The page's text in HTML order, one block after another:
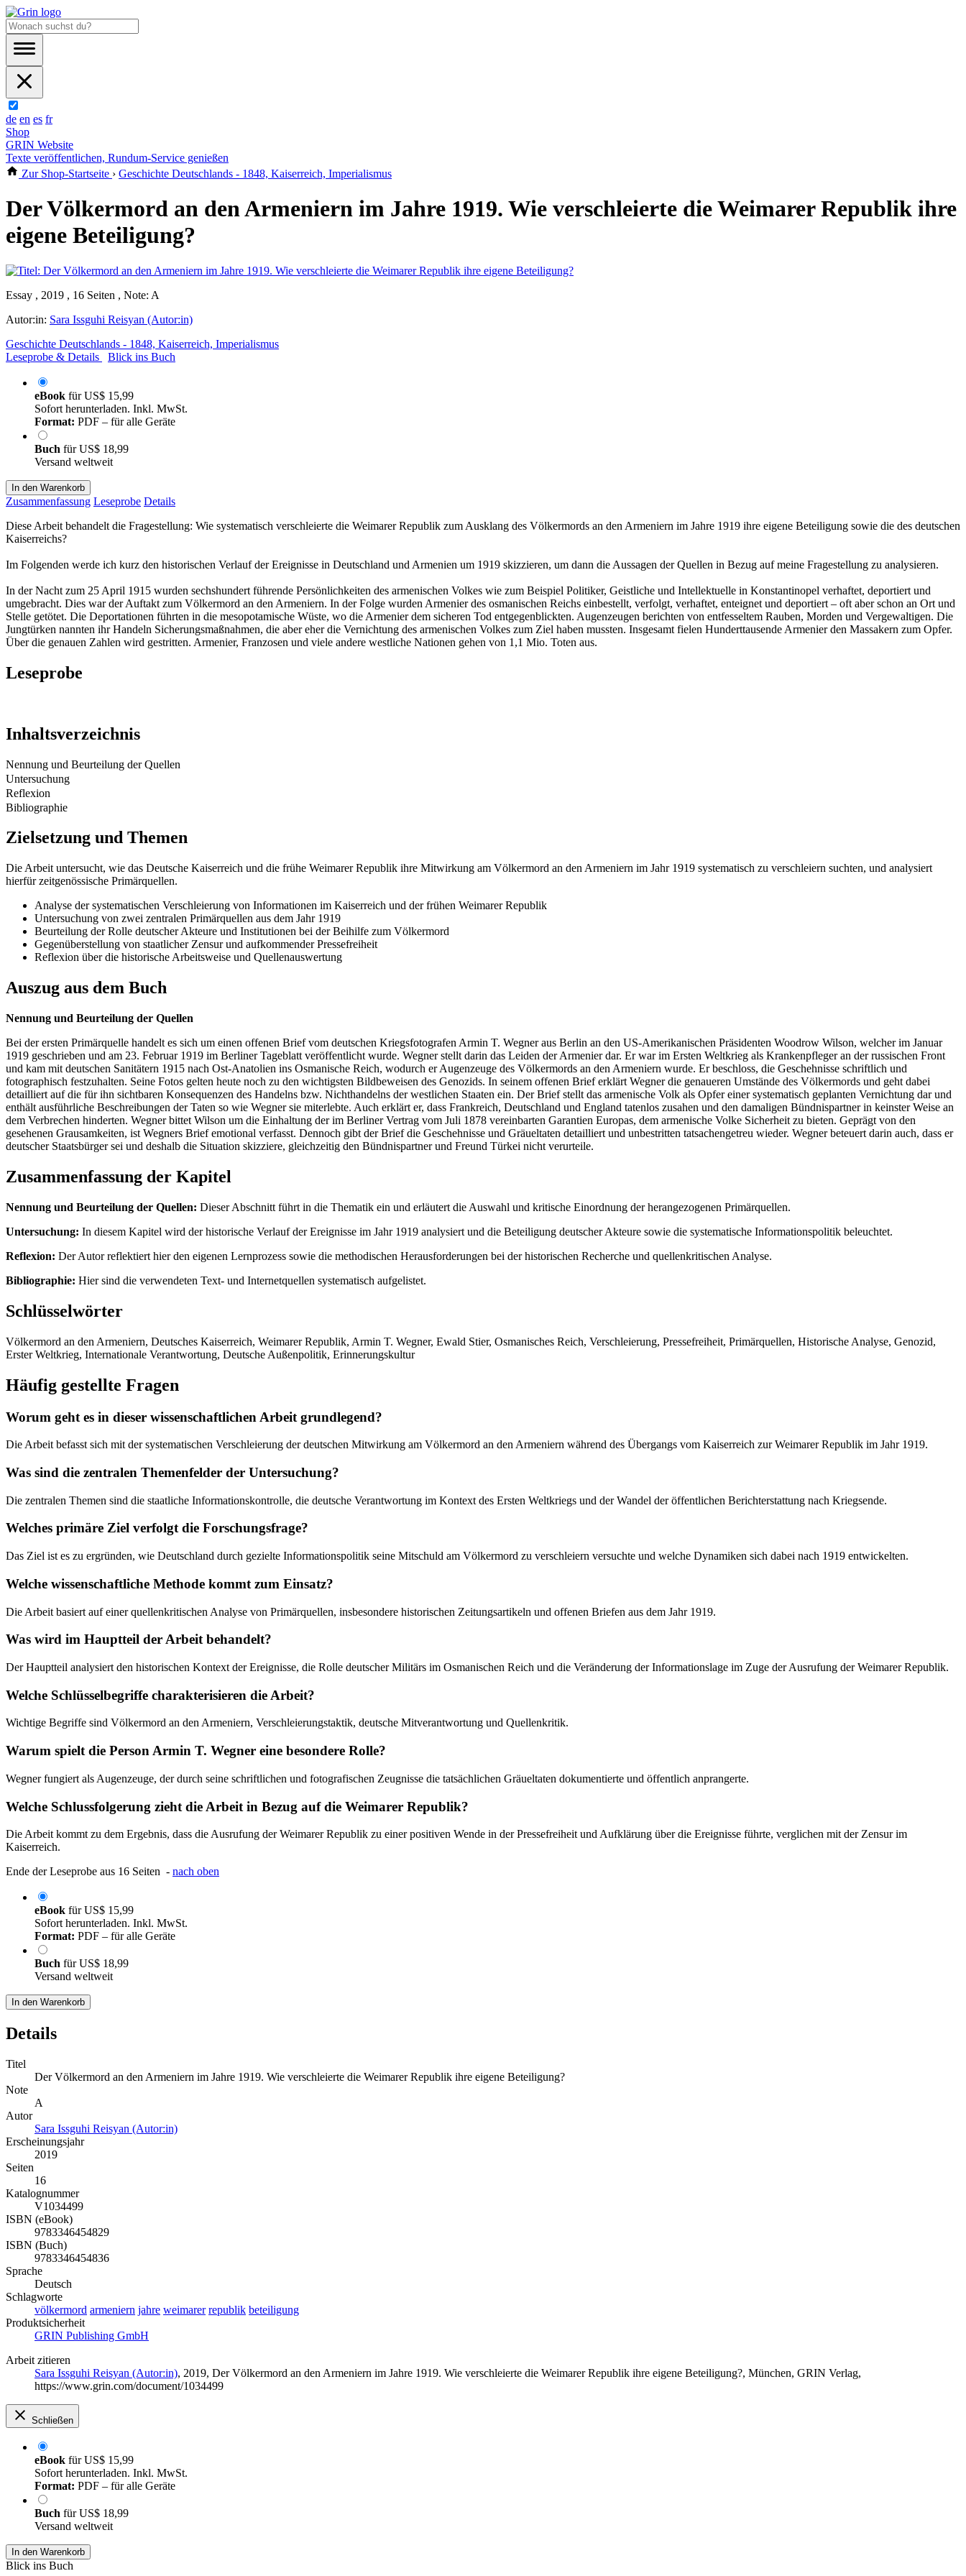
de en es fr
Shop
GRIN Website
Texte veröffentlichen, Rundum-Service genießen
Zur Shop-Startseite › Geschichte Deutschlands - 1848, Kaiserreich, Imperialismus
Der Völkermord an den Armeniern im Jahre 1919. Wie verschleierte die Weimarer Republik ihre
eigene Beteiligung?
Essay , 2019 , 16 Seiten , Note: A
Autor:in: Sara Issguhi Reisyan (Autor:in)
Geschichte Deutschlands - 1848, Kaiserreich, Imperialismus
Leseprobe & Details
Blick ins Buch
eBook fürUS$ 15,99
Sofort herunterladen. Inkl. MwSt.
Format: PDF – für alle Geräte
Buch fürUS$ 18,99
Versand weltweit
In den Warenkorb
Zusammenfassung Leseprobe Details
Diese Arbeit behandelt die Fragestellung: Wie systematisch verschleierte die Weimarer Republik zum Ausklang des Völkermords an den Armeniern im Jahre 1919 ihre eigene Beteiligung sowie die des deutschen
Kaiserreichs?
Im Folgenden werde ich kurz den historischen Verlauf der Ereignisse in Deutschland und Armenien um 1919 skizzieren, um dann die Aussagen der Quellen in Bezug auf meine Fragestellung zu analysieren.
In der Nacht zum 25 April 1915 wurden sechshundert führende Persönlichkeiten des armenischen Volkes wie zum Beispiel Politiker, Geistliche und Intellektuelle in Konstantinopel verhaftet, deportiert und
umgebracht. Dies war der Auftakt zum Völkermord an den Armeniern. In der Folge wurden Armenier des osmanischen Reichs einbestellt, verfolgt, verhaftet, enteignet und deportiert – oft aber schon an Ort und
Stelle getötet. Die Deportationen führten in die mesopotamische Wüste, wo die Armenier dem sicheren Tod entgegenblickten. Augenzeugen berichten von entfesseltem Rauben, Morden und Vergewaltigen. Die
Jungtürken nannten ihr Handeln Sicherungsmaßnahmen, die aber eher die Vernichtung des armenischen Volkes zum Ziel haben mussten. Insgesamt fielen Hunderttausende Armenier den Massakern zum Opfer.
Über die genauen Zahlen wird gestritten. Armenier, Franzosen und viele andere westliche Nationen gehen von 1,1 Mio. Toten aus.
Leseprobe
Inhaltsverzeichnis
Nennung und Beurteilung der Quellen
Untersuchung
Reflexion
Bibliographie
Zielsetzung und Themen
Die Arbeit untersucht, wie das Deutsche Kaiserreich und die frühe Weimarer Republik ihre Mitwirkung am Völkermord an den Armeniern im Jahr 1919 systematisch zu verschleiern suchten, und analysiert
hierfür zeitgenössische Primärquellen.
Analyse der systematischen Verschleierung von Informationen im Kaiserreich und der frühen Weimarer Republik
Untersuchung von zwei zentralen Primärquellen aus dem Jahr 1919
Beurteilung der Rolle deutscher Akteure und Institutionen bei der Beihilfe zum Völkermord
Gegenüberstellung von staatlicher Zensur und aufkommender Pressefreiheit
Reflexion über die historische Arbeitsweise und Quellenauswertung
Auszug aus dem Buch
Nennung und Beurteilung der Quellen
Bei der ersten Primärquelle handelt es sich um einen offenen Brief vom deutschen Kriegsfotografen Armin T. Wegner aus Berlin an den US-Amerikanischen Präsidenten Woodrow Wilson, welcher im Januar
1919 geschrieben und am 23. Februar 1919 im Berliner Tageblatt veröffentlicht wurde. Wegner stellt darin das Leiden der Armenier dar. Er war im Ersten Weltkrieg als Krankenpfleger an der russischen Front
und kam mit deutschen Sanitätern 1915 nach Ost-Anatolien ins Osmanische Reich, wodurch er Augenzeuge des Völkermords an den Armeniern wurde. Er beschloss, die Geschehnisse schriftlich und
fotographisch festzuhalten. Seine Fotos gelten heute noch zu den wichtigsten Bildbeweisen des Genozids. In seinem offenen Brief erklärt Wegner die genaueren Umstände des Völkermords und geht dabei
detailliert auf die für ihn sichtbaren Konsequenzen des Handelns bzw. Nichthandelns der westlichen Staaten ein. Der Brief stellt das armenische Volk als Opfer einer systematisch geplanten Vernichtung dar und
enthält ausführliche Beschreibungen der Taten so wie Wegner sie miterlebte. Auch erklärt er, dass Frankreich, Deutschland und England tatenlos zusahen und den damaligen Bündnispartner in keinster Weise an
dem Verbrechen hinderten. Wegner bittet Wilson um die Einhaltung der im Berliner Vertrag vom Juli 1878 vereinbarten Garantien Europas, dem armenische Volke Sicherheit zu bieten. Geprägt von den
gesehenen Grausamkeiten, ist Wegners Brief emotional verfasst. Dennoch gibt der Brief die Geschehnisse und Gräueltaten detailliert und unbestritten tatsachengetreu wieder. Wegner beteuert darin auch, dass er
deutscher Staatsbürger sei und deshalb die Situation skizziere, gleichzeitig den Bündnispartner und Freund Türkei nicht verurteile.
Zusammenfassung der Kapitel
Nennung und Beurteilung der Quellen: Dieser Abschnitt führt in die Thematik ein und erläutert die Auswahl und kritische Einordnung der herangezogenen Primärquellen.
Untersuchung: In diesem Kapitel wird der historische Verlauf der Ereignisse im Jahr 1919 analysiert und die Beteiligung deutscher Akteure sowie die systematische Informationspolitik beleuchtet.
Reflexion: Der Autor reflektiert hier den eigenen Lernprozess sowie die methodischen Herausforderungen bei der historischen Recherche und quellenkritischen Analyse.
Bibliographie: Hier sind die verwendeten Text- und Internetquellen systematisch aufgelistet.
Schlüsselwörter
Völkermord an den Armeniern, Deutsches Kaiserreich, Weimarer Republik, Armin T. Wegner, Ewald Stier, Osmanisches Reich, Verschleierung, Pressefreiheit, Primärquellen, Historische Analyse, Genozid,
Erster Weltkrieg, Internationale Verantwortung, Deutsche Außenpolitik, Erinnerungskultur
Häufig gestellte Fragen
Worum geht es in dieser wissenschaftlichen Arbeit grundlegend?
Die Arbeit befasst sich mit der systematischen Verschleierung der deutschen Mitwirkung am Völkermord an den Armeniern während des Übergangs vom Kaiserreich zur Weimarer Republik im Jahr 1919.
Was sind die zentralen Themenfelder der Untersuchung?
Die zentralen Themen sind die staatliche Informationskontrolle, die deutsche Verantwortung im Kontext des Ersten Weltkriegs und der Wandel der öffentlichen Berichterstattung nach Kriegsende.
Welches primäre Ziel verfolgt die Forschungsfrage?
Das Ziel ist es zu ergründen, wie Deutschland durch gezielte Informationspolitik seine Mitschuld am Völkermord zu verschleiern versuchte und welche Dynamiken sich dabei nach 1919 entwickelten.
Welche wissenschaftliche Methode kommt zum Einsatz?
Die Arbeit basiert auf einer quellenkritischen Analyse von Primärquellen, insbesondere historischen Zeitungsartikeln und offenen Briefen aus dem Jahr 1919.
Was wird im Hauptteil der Arbeit behandelt?
Der Hauptteil analysiert den historischen Kontext der Ereignisse, die Rolle deutscher Militärs im Osmanischen Reich und die Veränderung der Informationslage im Zuge der Ausrufung der Weimarer Republik.
Welche Schlüsselbegriffe charakterisieren die Arbeit?
Wichtige Begriffe sind Völkermord an den Armeniern, Verschleierungstaktik, deutsche Mitverantwortung und Quellenkritik.
Warum spielt die Person Armin T. Wegner eine besondere Rolle?
Wegner fungiert als Augenzeuge, der durch seine schriftlichen und fotografischen Zeugnisse die tatsächlichen Gräueltaten dokumentierte und öffentlich anprangerte.
Welche Schlussfolgerung zieht die Arbeit in Bezug auf die Weimarer Republik?
Die Arbeit kommt zu dem Ergebnis, dass die Ausrufung der Weimarer Republik zu einer positiven Wende in der Pressefreiheit und Aufklärung über die Ereignisse führte, verglichen mit der Zensur im
Kaiserreich.
Ende der Leseprobe aus 16 Seiten - nach oben
eBook fürUS$ 15,99
Sofort herunterladen. Inkl. MwSt.
Format: PDF – für alle Geräte
Buch fürUS$ 18,99
Versand weltweit
In den Warenkorb
Details
Titel
Der Völkermord an den Armeniern im Jahre 1919. Wie verschleierte die Weimarer Republik ihre eigene Beteiligung?
Note
A
Autor
Sara Issguhi Reisyan (Autor:in)
Erscheinungsjahr
2019
Seiten
16
Katalognummer
V1034499
ISBN (eBook)
9783346454829
ISBN (Buch)
9783346454836
Sprache
Deutsch
Schlagworte
völkermord armeniern jahre weimarer republik beteiligung
Produktsicherheit
GRIN Publishing GmbH
Arbeit zitieren
Sara Issguhi Reisyan (Autor:in), 2019, Der Völkermord an den Armeniern im Jahre 1919. Wie verschleierte die Weimarer Republik ihre eigene Beteiligung?, München, GRIN Verlag,
https://www.grin.com/document/1034499
Schließen
eBook fürUS$ 15,99
Sofort herunterladen. Inkl. MwSt.
Format: PDF – für alle Geräte
Buch fürUS$ 18,99
Versand weltweit
In den Warenkorb
Blick ins Buch